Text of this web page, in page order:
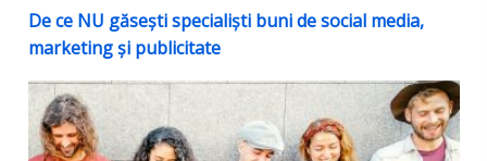
De ce NU găsești specialiști buni de social media,
marketing și publicitate
FameUp îți oferă 100 lei pentru a face reclamă cu